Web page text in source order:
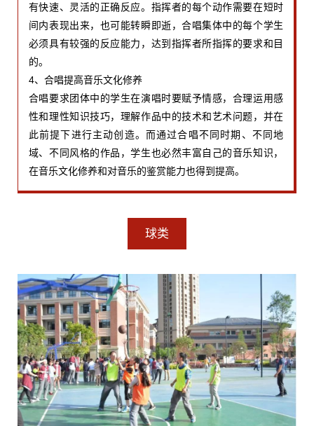
有快速、灵活的正确反应。指挥者的每个动作需要在短时
间内表现出来，也可能转瞬即逝，合唱集体中的每个学生
必须具有较强的反应能力，达到指挥者所指挥的要求和目
的。
4、合唱提高音乐文化修养
合唱要求团体中的学生在演唱时要赋予情感，合理运用感
性和理性知识技巧，理解作品中的技术和艺术问题，并在
此前提下进行主动创造。而通过合唱不同时期、不同地
域、不同风格的作品，学生也必然丰富自己的音乐知识，
在音乐文化修养和对音乐的鉴赏能力也得到提高。
球类